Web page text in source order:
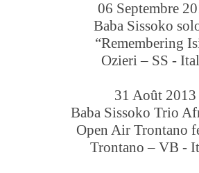
06 Septembre
Baba Sissoko
“Remembering
Ozieri – SS -
31 Août 2013
Baba Sissoko Trio
Open Air Trontano
Trontano – VB -